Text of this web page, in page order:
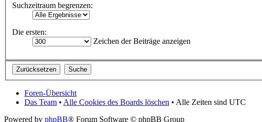
Suchzeitraum begrenzen:
Die ersten:
Zeichen der Beiträge anzeigen
Foren-Übersicht
Das Team • Alle Cookies des Boards löschen • Alle Zeiten sind UTC
Powered by phpBB® Forum Software © phpBB Group